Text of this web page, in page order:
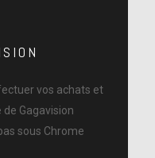
vos achats et
Gagavision
sous Chrome